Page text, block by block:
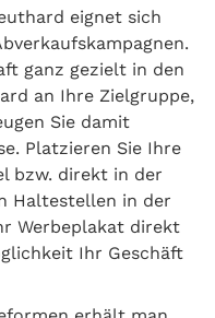
eignet sich
ganz gezielt in den
an Ihre Zielgruppe,
Sie damit
Platzieren Sie Ihre
bzw. direkt in der
Haltestellen in der
Werbeplakat direkt
Ihr Geschäft